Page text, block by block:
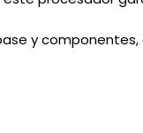
y componentes,